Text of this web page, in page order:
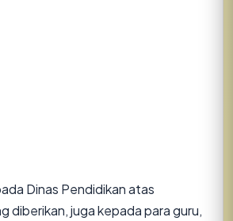
Dinas Pendidikan atas
diberikan, juga kepada para guru,